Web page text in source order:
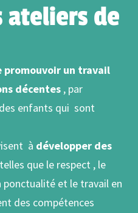
ateliers de
promouvoir un travail
décentes , par
enfants qui sont
à développer des
telles que le respect , le
ponctualité et le travail en
des compétences